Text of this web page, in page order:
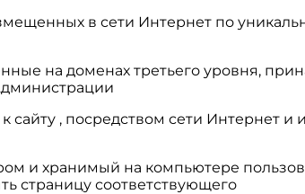
в сети Интернет по
на доменах третьего уровня,
к сайту , посредством сети
и хранимый на компьютере
страницу соответствующего